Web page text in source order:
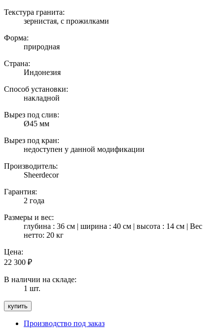
Текстура гранита:
зернистая, с прожилками
Форма:
природная
Страна:
Индонезия
Способ установки:
накладной
Вырез под слив:
Ø45 мм
Вырез под кран:
недоступен у данной модификации
Производитель:
Sheerdecor
Гарантия:
2 года
Размеры и вес:
глубина : 36 см | ширина : 40 см | высота : 14 см | Вес
нетто: 20 кг
Цена:
22 300 ₽
В наличии на складе:
1 шт.
Производство под заказ